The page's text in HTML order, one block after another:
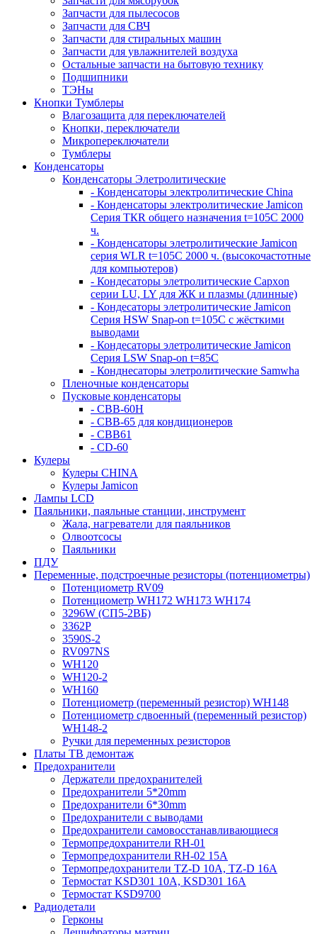
Запчасти для пылесосов
Запчасти для СВЧ
Запчасти для стиральных машин
Запчасти для увлажнителей воздуха
Остальные запчасти на бытовую технику
Подшипники
ТЭНы
Кнопки Тумблеры
Влагозащита для переключателей
Кнопки, переключатели
Микропереключатели
Тумблеры
Конденсаторы
Конденсаторы Элетролитические
- Конденсаторы электролитические China
- Конденсаторы электролитические Jamicon
Серия ТКR общего назначения t=105С 2000
ч.
- Конденсаторы элетролитические Jamicon
серия WLR t=105С 2000 ч. (высокочастотные
для компьютеров)
- Кондесаторы элетролитические Capxon
серии LU, LY для ЖК и плазмы (длинные)
- Кондесаторы элетролитические Jamicon
Серия HSW Snap-on t=105С с жёсткими
выводами
- Кондесаторы элетролитические Jamicon
Серия LSW Snap-on t=85С
- Конднесаторы элетролитические Samwha
Пленочные конденсаторы
Пусковые конденсаторы
- CBB-60H
- CBB-65 для кондиционеров
- CBB61
- CD-60
Кулеры
Кулеры CHINA
Кулеры Jamicon
Лампы LCD
Паяльники, паяльные станции, инструмент
Жала, нагреватели для паяльников
Олвоотсосы
Паяльники
ПДУ
Переменные, подстроечные резисторы (потенциометры)
Потенциометр RV09
Потенциометр WH172 WH173 WH174
3296W (СП5-2ВБ)
3362P
3590S-2
RV097NS
WH120
WH120-2
WH160
Потенциометр (переменный резистор) WH148
Потенциометр сдвоенный (переменный резистор)
WH148-2
Ручки для переменных резисторов
Платы ТВ демонтаж
Предохранители
Держатели предохранителей
Предохранители 5*20mm
Предохранители 6*30mm
Предохранители с выводами
Предохранители самовосстанавливающиеся
Термопредохранители RH-01
Термопредохранители RH-02 15A
Термопредохранители TZ-D 10A, TZ-D 16A
Термостат KSD301 10A, KSD301 16A
Термостат KSD9700
Радиодетали
Герконы